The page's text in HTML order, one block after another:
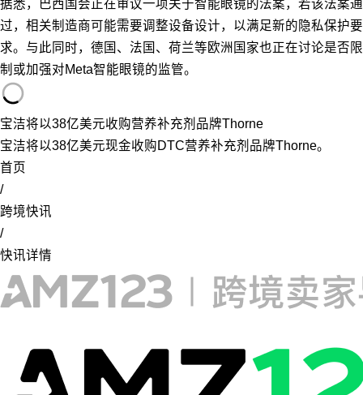
据悉，巴西国会正在审议一项关于智能眼镜的法案，若该法案通
过，相关制造商可能需要调整设备设计，以满足新的隐私保护要
求。与此同时，德国、法国、荷兰等欧洲国家也正在讨论是否限
制或加强对Meta智能眼镜的监管。
宝洁将以38亿美元收购营养补充剂品牌Thorne
宝洁将以38亿美元现金收购DTC营养补充剂品牌Thorne。
首页
/
跨境快讯
/
快讯详情